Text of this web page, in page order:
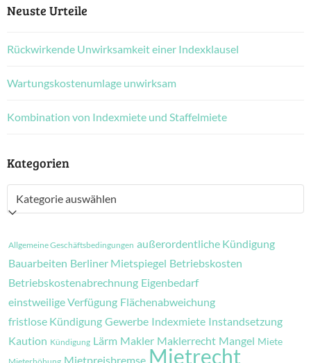
Neuste Urteile
Rückwirkende Unwirksamkeit einer Indexklausel
Wartungskostenumlage unwirksam
Kombination von Indexmiete und Staffelmiete
Kategorien
Kategorien
Allgemeine Geschäftsbedingungen außerordentliche Kündigung
Bauarbeiten Berliner Mietspiegel Betriebskosten
Betriebskostenabrechnung Eigenbedarf
einstweilige Verfügung Flächenabweichung
fristlose Kündigung Gewerbe Indexmiete Instandsetzung
Kaution Kündigung Lärm Makler Maklerrecht Mangel Miete
Mietpreisbremse Mietrecht